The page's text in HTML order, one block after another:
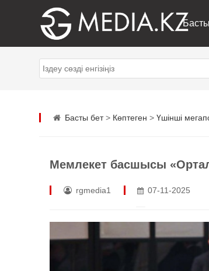
Басты бет> Көптеген > Үшінші
Мемлекет басшысы
rgmedia1 07-11-2025